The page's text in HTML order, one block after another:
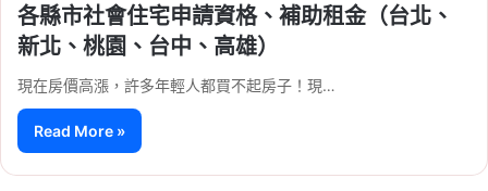
各縣市社會住宅申請資格、補助租金（台北、
新北、桃園、台中、高雄）
現在房價高漲，許多年輕人都買不起房子！現…
Read More »